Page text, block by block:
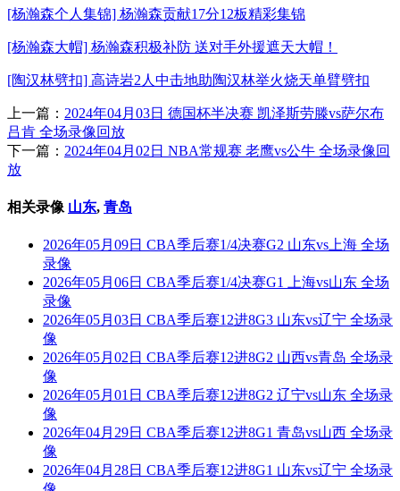
[杨瀚森个人集锦] 杨瀚森贡献17分12板精彩集锦
[杨瀚森大帽] 杨瀚森积极补防 送对手外援遮天大帽！
[陶汉林劈扣] 高诗岩2人中击地助陶汉林举火烧天单臂劈扣
上一篇： 2024年04月03日 德国杯半决赛 凯泽斯劳滕vs萨尔布
吕肯 全场录像回放
下一篇： 2024年04月02日 NBA常规赛 老鹰vs公牛 全场录像回
放
相关录像 山东, 青岛
2026年05月09日 CBA季后赛1/4决赛G2 山东vs上海 全场
录像
2026年05月06日 CBA季后赛1/4决赛G1 上海vs山东 全场
录像
2026年05月03日 CBA季后赛12进8G3 山东vs辽宁 全场录
像
2026年05月02日 CBA季后赛12进8G2 山西vs青岛 全场录
像
2026年05月01日 CBA季后赛12进8G2 辽宁vs山东 全场录
像
2026年04月29日 CBA季后赛12进8G1 青岛vs山西 全场录
像
2026年04月28日 CBA季后赛12进8G1 山东vs辽宁 全场录